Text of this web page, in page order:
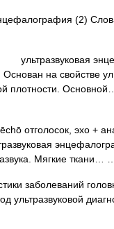
(2)
на свойстве
плотности.
отголосок, эхо +
Мягкие ткани…
заболеваний